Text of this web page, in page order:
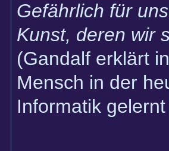
Gefährlich für
Kunst, deren wir
(Gandalf erklärt
Mensch in der
Informatik